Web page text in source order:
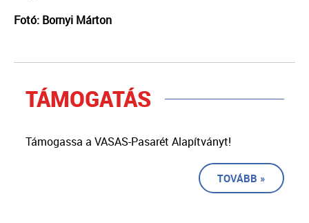
Fotó: Bornyi Márton
TÁMOGATÁS
Támogassa a VASAS-Pasarét Alapítványt!
TOVÁBB »